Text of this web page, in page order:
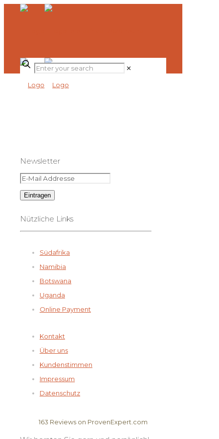
✕
Newsletter
Nützliche Links
Südafrika
Namibia
Botswana
Uganda
Online Payment
Kontakt
Über uns
Kundenstimmen
Impressum
Datenschutz
163 Reviews on ProvenExpert.com